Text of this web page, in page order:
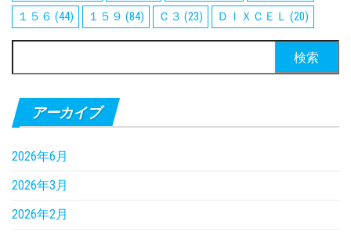
１５６ (44) １５９ (84) Ｃ３ (23) ＤＩＸＣＥＬ (20)
索:
アーカイブ
2026年6月
2026年3月
2026年2月